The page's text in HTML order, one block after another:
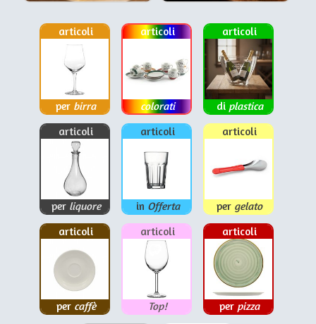
articoli
per birra
articoli
colorati
articoli
di plastica
articoli
per liquore
articoli
in Offerta
articoli
per gelato
articoli
per caffè
articoli
Top!
articoli
per pizza